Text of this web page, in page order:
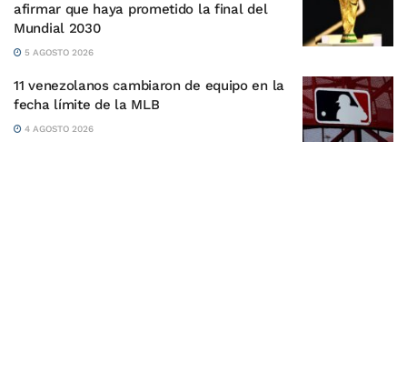
afirmar que haya prometido la final del
Mundial 2030
5 AGOSTO 2026
11 venezolanos cambiaron de equipo en la
fecha límite de la MLB
4 AGOSTO 2026